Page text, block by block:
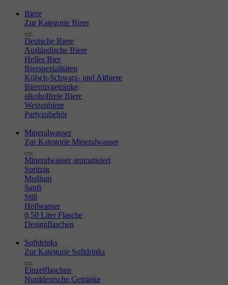
Biere
Zur Kategorie Biere
Deutsche Biere
Ausländische Biere
Helles Bier
Bierspezialitäten
Kölsch-Schwarz- und Altbiere
Biermixgetränke
alkoholfreie Biere
Weizenbiere
Partyzubehör
Mineralwasser
Zur Kategorie Mineralwasser
Mineralwasser aromatisiert
Spritzig
Medium
Sanft
Still
Heilwasser
0,50 Liter Flasche
Designflaschen
Softdrinks
Zur Kategorie Softdrinks
Einzelflaschen
Norddeutsche Getränke